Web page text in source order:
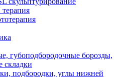
губоподбородочные борозды,
складки
подбородки, углы нижней